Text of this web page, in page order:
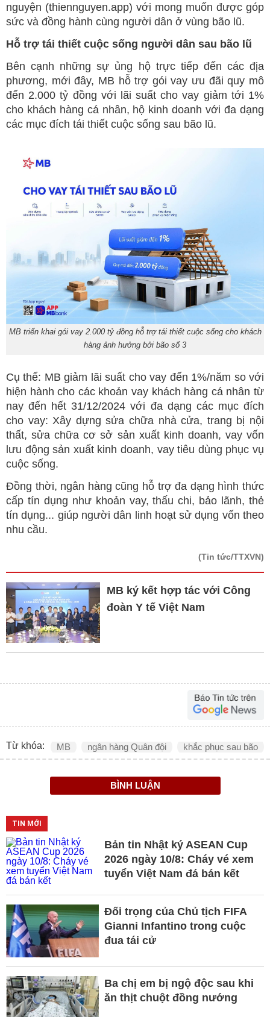
nguyện (thiennguyen.app) với mong muốn được góp
sức và đồng hành cùng người dân ở vùng bão lũ.
Hỗ trợ tái thiết cuộc sống người dân sau bão lũ
Bên cạnh những sự ủng hộ trực tiếp đến các địa
phương, mới đây, MB hỗ trợ gói vay ưu đãi quy mô
đến 2.000 tỷ đồng với lãi suất cho vay giảm tới 1%
cho khách hàng cá nhân, hộ kinh doanh với đa dạng
các mục đích tái thiết cuộc sống sau bão lũ.
MB triển khai gói vay 2.000 tỷ đồng hỗ trợ tái thiết cuộc sống cho khách
hàng ảnh hưởng bởi bão số 3
Cụ thể: MB giảm lãi suất cho vay đến 1%/năm so với
hiện hành cho các khoản vay khách hàng cá nhân từ
nay đến hết 31/12/2024 với đa dạng các mục đích
cho vay: Xây dựng sửa chữa nhà cửa, trang bị nội
thất, sửa chữa cơ sở sản xuất kinh doanh, vay vốn
lưu động sản xuất kinh doanh, vay tiêu dùng phục vụ
cuộc sống.
Đồng thời, ngân hàng cũng hỗ trợ đa dạng hình thức
cấp tín dụng như khoản vay, thấu chi, bảo lãnh, thẻ
tín dụng... giúp người dân linh hoạt sử dụng vốn theo
nhu cầu.
(Tin tức/TTXVN)
MB ký kết hợp tác với Công
đoàn Y tế Việt Nam
Từ khóa: MB ngân hàng Quân đội khắc phục sau bão
BÌNH LUẬN
TIN MỚI
Bản tin Nhật ký ASEAN Cup
2026 ngày 10/8: Cháy vé xem
tuyển Việt Nam đá bán kết
Đối trọng của Chủ tịch FIFA
Gianni Infantino trong cuộc
đua tái cử
Ba chị em bị ngộ độc sau khi
ăn thịt chuột đồng nướng